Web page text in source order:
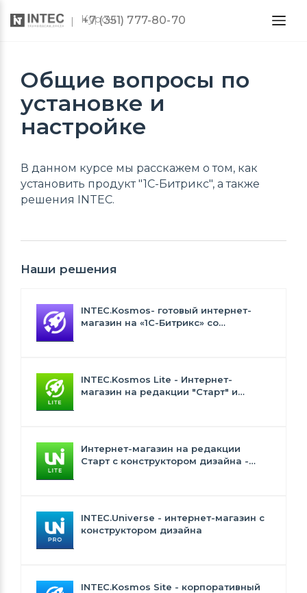
Курсы
+7 (351) 777-80-70
Общие вопросы по
установке и
настройке
В данном курсе мы расскажем о том, как
установить продукт "1С-Битрикс", а также
решения INTEC.
Наши решения
INTEC.Kosmos- готовый интернет-
магазин на «1С-Битрикс» со
INTEC.Kosmos Lite - Интернет-
магазин на редакции "Старт" и
Интернет-магазин на редакции
Старт с конструктором дизайна -
INTEC.Universe - интернет-магазин с
конструктором дизайна
INTEC.Kosmos Site - корпоративный